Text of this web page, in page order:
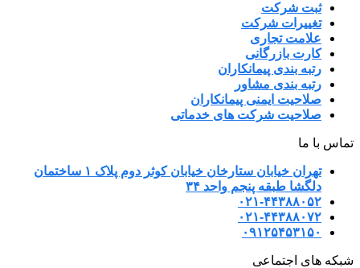
ثبت شرکت
تغییرات شرکت
علامت تجاری
کارت بازرگانی
رتبه بندی پیمانکاران
رتبه بندی مشاور
صلاحیت ایمنی پیمانکاران
صلاحیت شرکت های خدماتی
تماس با ما
تهران خیابان ستارخان خیابان کوثر دوم پلاک ۱ ساختمان
دلگشا طبقه پنجم واحد ۳۴
۰۲۱-۴۴۳۸۸۰۵۲
۰۲۱-۴۴۳۸۸۰۷۲
۰۹۱۲۵۴۵۳۱۵۰
شبکه های اجتماعی